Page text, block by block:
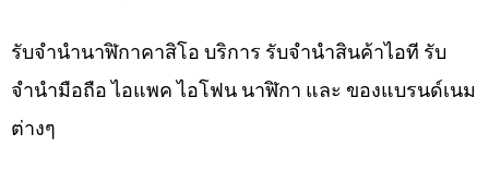
รับจำนำนาฬิกาคาสิโอ บริการ รับจำนำสินค้าไอที รับ
จำนำมือถือ ไอแพค ไอโฟน นาฬิกา และ ของแบรนด์เนม
ต่างๆ